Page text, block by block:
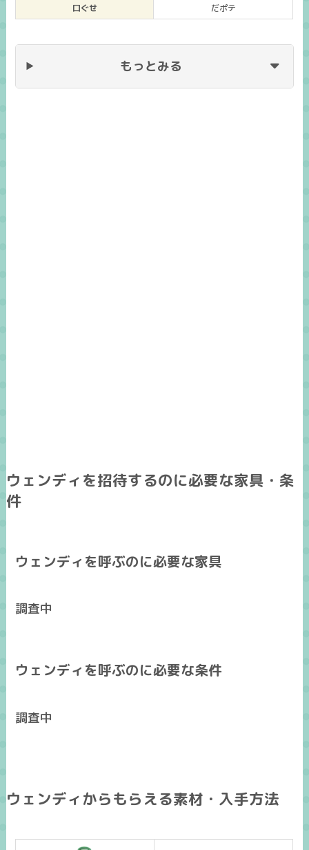
口ぐせ だポテ
もっとみる
ウェンディを招待するのに必要な家具・条
件
ウェンディを呼ぶのに必要な家具
調査中
ウェンディを呼ぶのに必要な条件
調査中
ウェンディからもらえる素材・入手方法